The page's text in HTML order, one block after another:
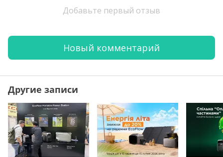
Добавьте первый отзыв
Новый комментарий
Другие записи